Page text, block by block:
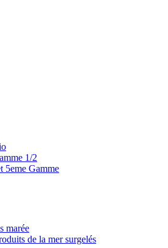
1/2
5eme Gamme
marée
de la mer surgelés